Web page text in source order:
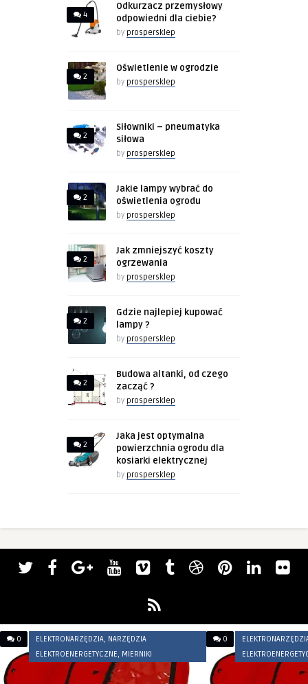
4
Odkurzacz przemysłowy
odpowiedni dla ciebie?
by prospersklep
2
Oświetlenie w ogrodzie
by prospersklep
2
Siłowniki – pneumatyka
siłowa
by prospersklep
2
Jakie lampy wybrać do
oświetlenia ogrodu
by prospersklep
2
Jak zmniejszyć koszty
ogrzewania
by prospersklep
2
Gdzie najlepiej kupować
lampy ?
by prospersklep
2
Budowa altanki, od czego
zacząć ?
by prospersklep
2
Jaka jest optymalna
powierzchnia ogrodu dla
kosiarki elektrycznej
by prospersklep
0
ELEKTRONARZĘDZIA, NARZĘDZIA
ELEKTROENERGETYCZNE, MIERNIKI
0